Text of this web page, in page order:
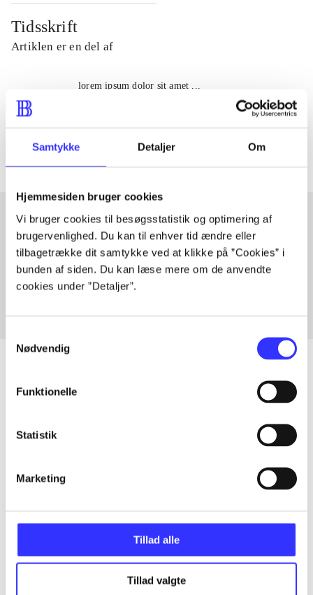
Samtykke Detaljer Om
Hjemmesiden bruger cookies
Vi bruger cookies til besøgsstatistik og optimering af
brugervenlighed. Du kan til enhver tid ændre eller
tilbagetrække dit samtykke ved at klikke på ”Cookies” i
bunden af siden. Du kan læse mere om de anvendte
cookies under ”Detaljer”.
Nødvendig
Funktionelle
Statistik
Marketing
Tillad alle
Tillad valgte
Tidsskrift
Artiklen er en del af
lorem ipsum dolor sit amet ...
Artikler med samme emner
Fra
...